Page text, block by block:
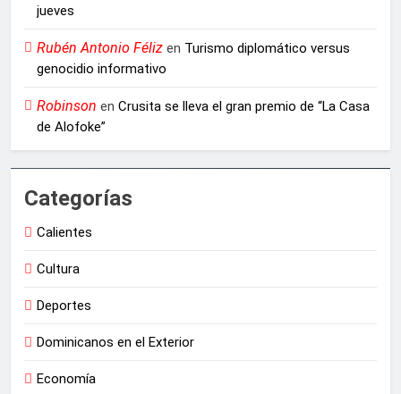
jueves
Rubén Antonio Féliz en Turismo diplomático versus
genocidio informativo
Robinson en Crusita se lleva el gran premio de “La Casa
de Alofoke”
Categorías
Calientes
Cultura
Deportes
Dominicanos en el Exterior
Economía